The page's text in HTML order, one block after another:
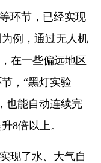
环节，已经实现
例，通过无人机
在一些偏远地区
，“黑灯实验
也能自动连续完
8倍以上。
现了水、大气自